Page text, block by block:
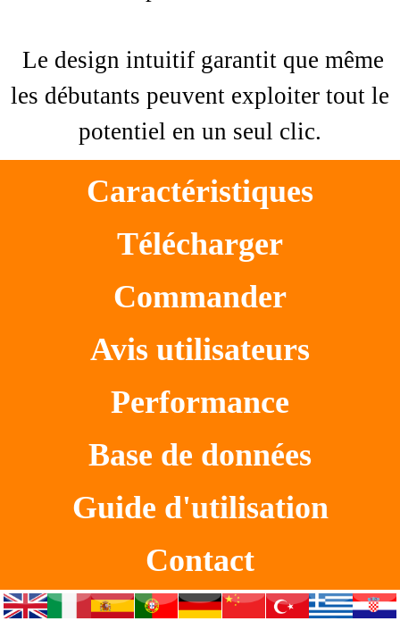
Caractéristiques
Télécharger
Commander
Avis utilisateurs
Performance
Base de données
Guide d'utilisation
Contact
Le design intuitif garantit que même
les débutants peuvent exploiter tout le
potentiel en un seul clic.